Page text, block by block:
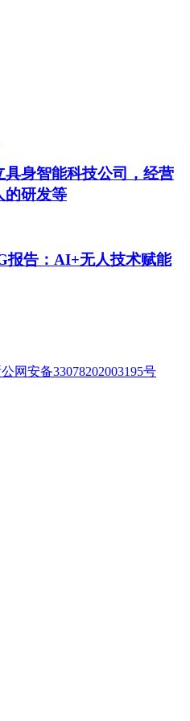
身智能科技公司，经营
的研发等
报告：AI+无人技术赋能
网安备33078202003195号